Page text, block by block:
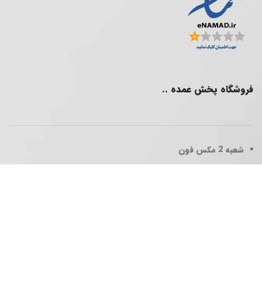
فروشگاه پخش عمده ..
شعبه 2
مکس فون
پخش عمده فقط برای همکاران گرامی